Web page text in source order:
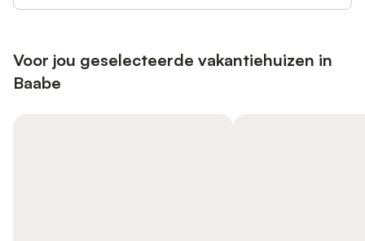
Voor jou geselecteerde vakantiehuizen in
Baabe